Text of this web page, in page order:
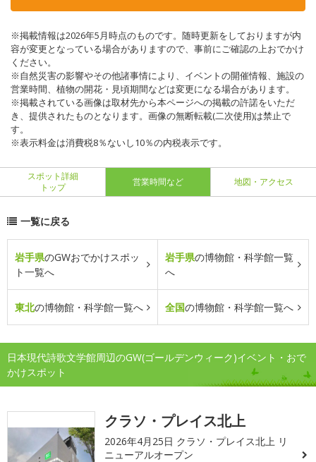
※掲載情報は2026年5月時点のものです。随時更新をしておりますが内
容が変更となっている場合がありますので、事前にご確認の上おでかけ
ください。
※自然災害の影響やその他諸事情により、イベントの開催情報、施設の
営業時間、植物の開花・見頃期間などは変更になる場合があります。
※掲載されている画像は取材先から本ページへの掲載の許諾をいただ
き、提供されたものとなります。画像の無断転載(二次使用)は禁止で
す。
※表示料金は消費税8％ないし10％の内税表示です。
スポット詳細
トップ
営業時間など 地図・アクセス
一覧に戻る
岩手県のGWおでかけスポッ
ト一覧へ
岩手県の博物館・科学館一覧
へ
東北の博物館・科学館一覧へ 全国の博物館・科学館一覧へ
日本現代詩歌文学館周辺のGW(ゴールデンウィーク)イベント・おで
かけスポット
クラソ・プレイス北上
2026年4月25日 クラソ・プレイス北上 リ
ニューアルオープン